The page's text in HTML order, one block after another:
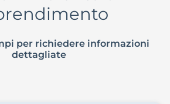
per richiedere informazioni
dettagliate